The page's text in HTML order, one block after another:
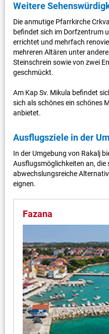
Weitere
Die anmutige Pfarrkirche
befindet sich im Dorfzentrum
errichtet und mehrfach
mehreren Altären unter
Steinschrein sowie von zwei
geschmückt.
Am Kap Sv. Mikula befindet
sich als schönes ein schönes
anbietet.
Ausflugsziele in der
In der Umgebung von Rakalj
Ausflugsmöglichkeiten an, die
abwechslungsreiche
eignen.
Fazana